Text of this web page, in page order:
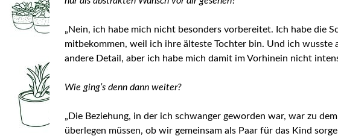
„Nein, ich habe mich nicht besonders vorbereitet. Ich habe die
mitbekommen, weil ich ihre älteste Tochter bin. Und ich wusste
andere Detail, aber ich habe mich damit im Vorhinein nicht
Wie ging’s denn dann weiter?
„Die Beziehung, in der ich schwanger geworden war, war zu
überlegen müssen, ob wir gemeinsam als Paar für das Kind